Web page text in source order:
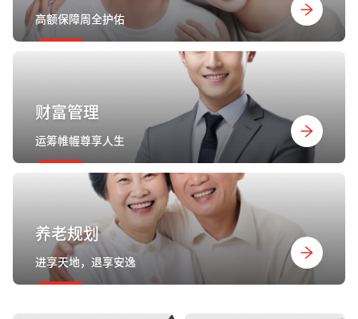
高额保障周全护佑
财富管理
运筹帷幄尊享人生
养老规划
进享天地，退享安逸